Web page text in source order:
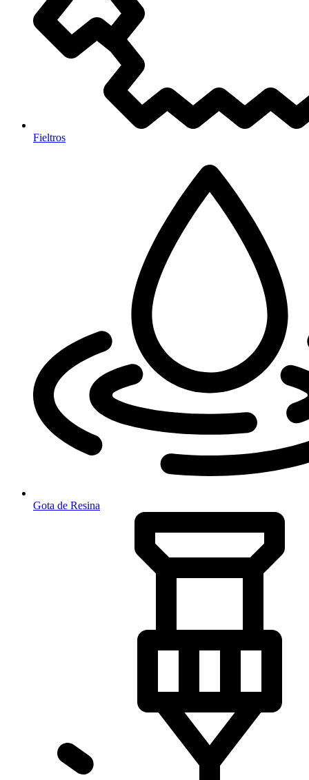
Fieltros
Gota de Resina